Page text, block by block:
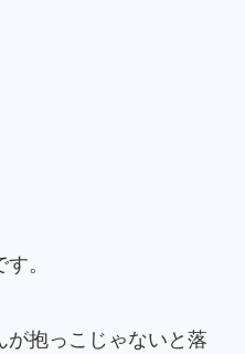
。
が抱っこじゃないと落